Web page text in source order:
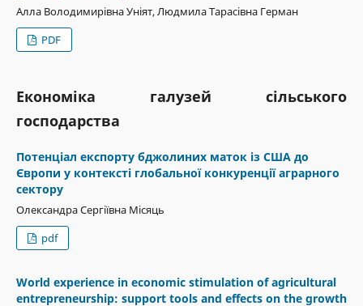
Алла Володимирівна Уніят, Людмила Тарасівна Герман
PDF
Економіка галузей сільського
господарства
Потенціал експорту бджолиних маток із США до
Європи у контексті глобальної конкуренції аграрного
сектору
Олександра Сергіївна Місяць
pdf
World experience in economic stimulation of agricultural
entrepreneurship: support tools and effects on the growth